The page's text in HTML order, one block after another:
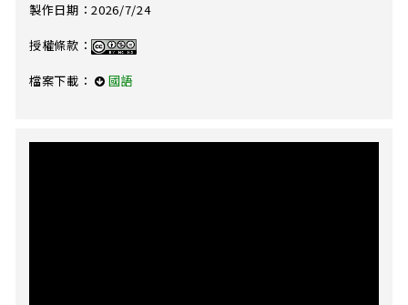
製作日期：2026/7/24
授權條款：
檔案下載： 國語